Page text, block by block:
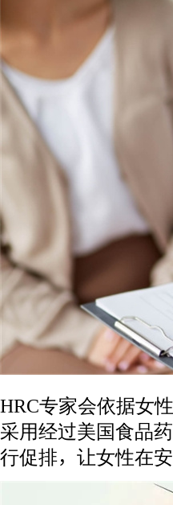
HRC专家会依据女
采用经过美国食品
行促排，让女性在